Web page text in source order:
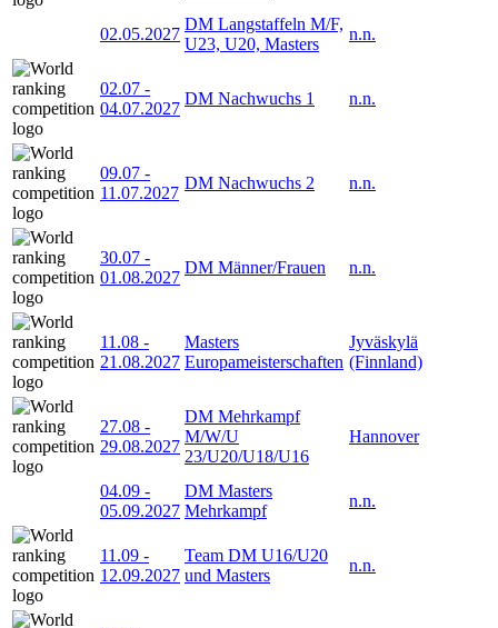
02.05.2027
DM Langstaffeln M/F,
U23, U20, Masters
n.n.
02.07 -
04.07.2027
DM Nachwuchs 1 n.n.
09.07 -
11.07.2027
DM Nachwuchs 2 n.n.
30.07 -
01.08.2027
DM Männer/Frauen n.n.
11.08 -
21.08.2027
Masters
Europameisterschaften
Jyväskylä
(Finnland)
27.08 -
29.08.2027
DM Mehrkampf
M/W/U
23/U20/U18/U16
Hannover
04.09 -
05.09.2027
DM Masters
Mehrkampf
n.n.
11.09 -
12.09.2027
Team DM U16/U20
und Masters
n.n.